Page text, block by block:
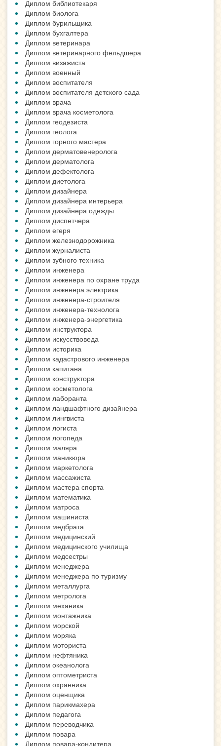
Диплом библиотекаря
Диплом биолога
Диплом бурильщика
Диплом бухгалтера
Диплом ветеринара
Диплом ветеринарного фельдшера
Диплом визажиста
Диплом военный
Диплом воспитателя
Диплом воспитателя детского сада
Диплом врача
Диплом врача косметолога
Диплом геодезиста
Диплом геолога
Диплом горного мастера
Диплом дерматовенеролога
Диплом дерматолога
Диплом дефектолога
Диплом диетолога
Диплом дизайнера
Диплом дизайнера интерьера
Диплом дизайнера одежды
Диплом диспетчера
Диплом егеря
Диплом железнодорожника
Диплом журналиста
Диплом зубного техника
Диплом инженера
Диплом инженера по охране труда
Диплом инженера электрика
Диплом инженера-строителя
Диплом инженера-технолога
Диплом инженера-энергетика
Диплом инструктора
Диплом искусствоведа
Диплом историка
Диплом кадастрового инженера
Диплом капитана
Диплом конструктора
Диплом косметолога
Диплом лаборанта
Диплом ландшафтного дизайнера
Диплом лингвиста
Диплом логиста
Диплом логопеда
Диплом маляра
Диплом маникюра
Диплом маркетолога
Диплом массажиста
Диплом мастера спорта
Диплом математика
Диплом матроса
Диплом машиниста
Диплом медбрата
Диплом медицинский
Диплом медицинского училища
Диплом медсестры
Диплом менеджера
Диплом менеджера по туризму
Диплом металлурга
Диплом метролога
Диплом механика
Диплом монтажника
Диплом морской
Диплом моряка
Диплом моториста
Диплом нефтяника
Диплом океанолога
Диплом оптометриста
Диплом охранника
Диплом оценщика
Диплом парикмахера
Диплом педагога
Диплом переводчика
Диплом повара
Диплом повара-кондитера